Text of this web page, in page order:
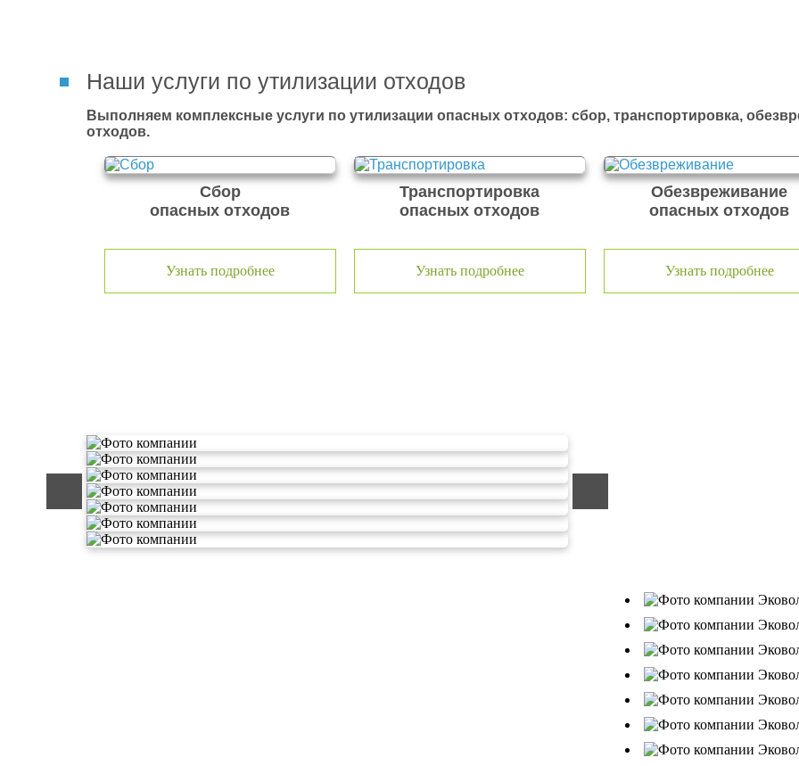
Наши услуги по утилизации отходов
Выполняем комплексные услуги по утилизации опасных отходов: сбор, транспортировка,
отходов.
Сбор
опасных отходов
Узнать подробнее
Транспортировка
опасных отходов
Узнать подробнее
Обезвреживание
опасных отходов
Узнать подробнее